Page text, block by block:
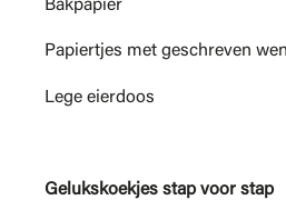
Bakpapier
Papiertjes met geschreven
Lege eierdoos
Gelukskoekjes stap voor stap